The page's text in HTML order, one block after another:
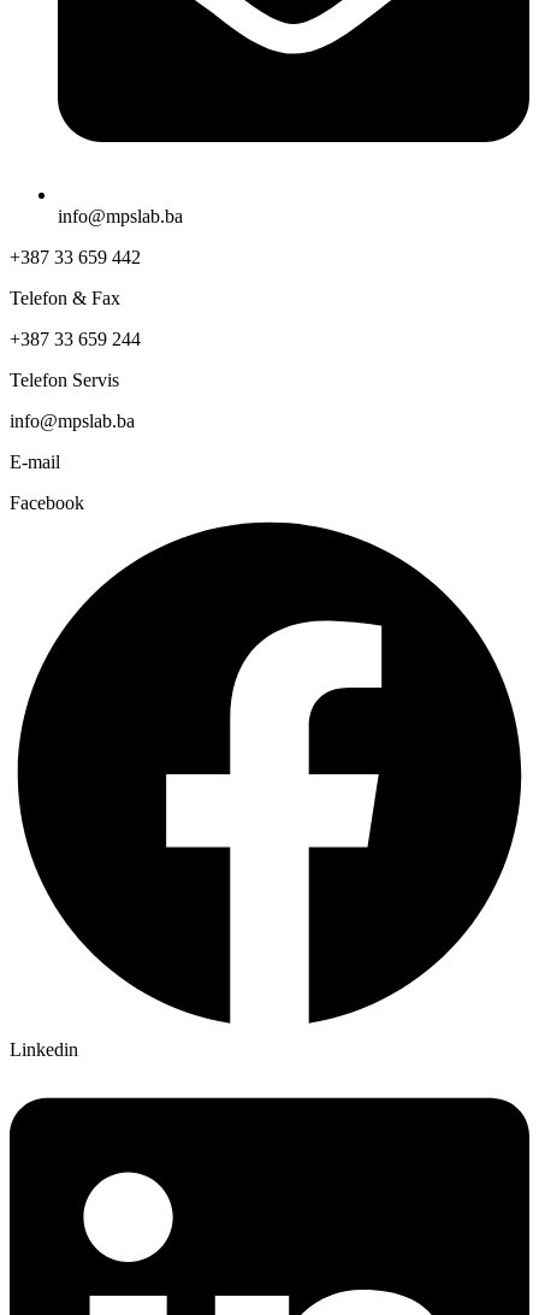
info@mpslab.ba
+387 33 659 442
Telefon & Fax
+387 33 659 244
Telefon Servis
info@mpslab.ba
E-mail
Facebook
Linkedin